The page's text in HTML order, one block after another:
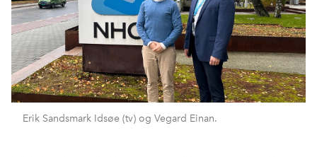
Erik Sandsmark Idsøe (tv) og Vegard Einan.